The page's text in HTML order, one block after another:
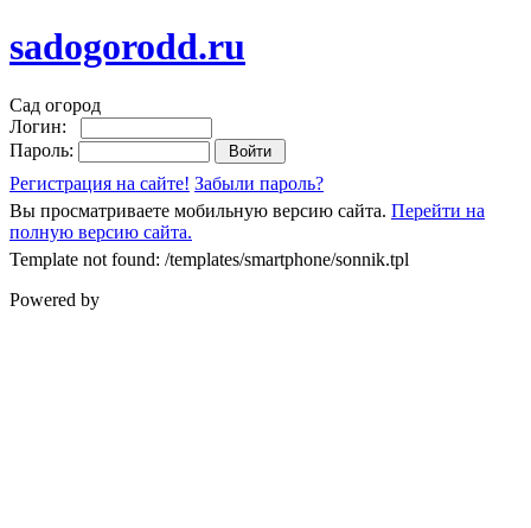
sadogorodd.ru
Сад огород
Логин:
Пароль:
Регистрация на сайте! Забыли пароль?
Вы просматриваете мобильную версию сайта. Перейти на
полную версию сайта.
Template not found: /templates/smartphone/sonnik.tpl
Powered by